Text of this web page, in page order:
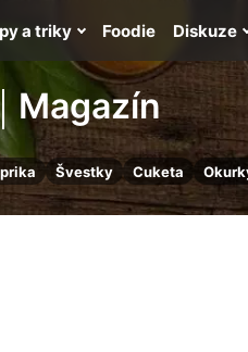
Magazín
Švestky Cuketa
a triky Foodie Diskuze